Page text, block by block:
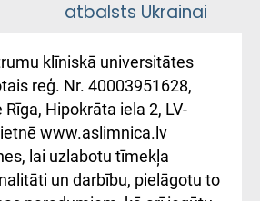
atbalsts Ukrainai
Підтримка Східної
лікарні та співпраця з
Україною
klīniskā universitātes
reģ. Nr. 40003951628,
Hipokrāta iela 2, LV-
www.aslimnica.lv
lai uzlabotu tīmekļa
un darbību, pielāgotu to